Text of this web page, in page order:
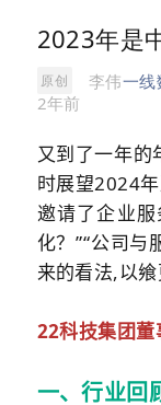
2023年是
原创 李伟一线
2年前
又到了一年的
时展望2024
邀请了企业服
化？”“公司与
来的看法,以飨
22科技集团
一、行业回